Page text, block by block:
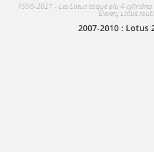
1996-2021 - Les Lotus coque alu 4 cylindres
Eleven, Lotus
2007-2010 : Lotus